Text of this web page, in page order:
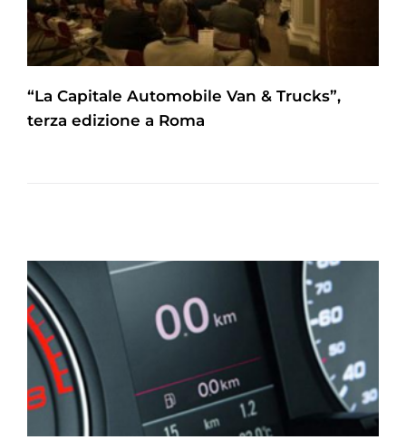
“La Capitale Automobile Van & Trucks”,
terza edizione a Roma